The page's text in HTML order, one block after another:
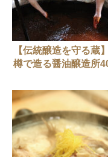
【伝統醸造を守る蔵
樽で造る醤油醸造所